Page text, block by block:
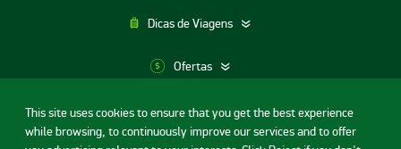
This site uses cookies to ensure that you get the best experience
while browsing, to continuously improve our services and to offer
Dicas de Viagens
Ofertas
Aluguel de Carros SP
Aluguel de Carros Porto Alegre
Termos de uso Portal da privacidade
Segurança Digital